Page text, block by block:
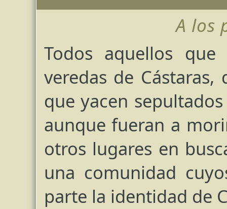
A los
Todos aquellos
veredas de
que yacen
aunque fueran a
otros lugares en
una comunidad
parte la identidad de